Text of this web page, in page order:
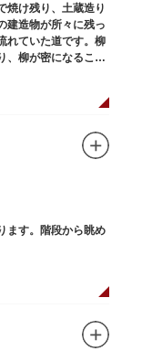
焼け残り、土蔵造り
建造物が所々に残っ
れていた道です。柳
、柳が密になるこの
ます。階段から眺め